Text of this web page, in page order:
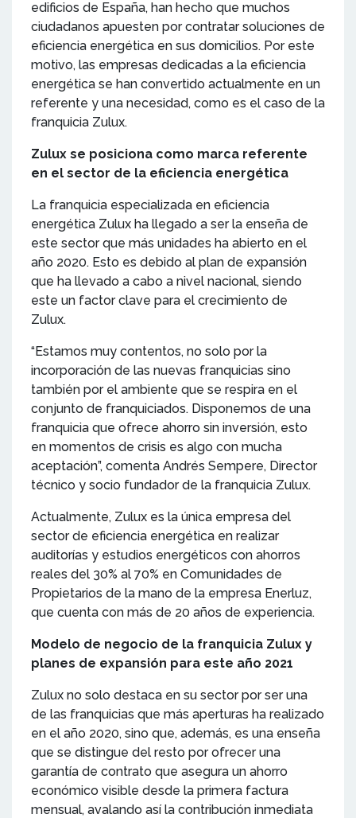
edificios de España, han hecho que muchos
ciudadanos apuesten por contratar soluciones de
eficiencia energética en sus domicilios. Por este
motivo, las empresas dedicadas a la eficiencia
energética se han convertido actualmente en un
referente y una necesidad, como es el caso de la
franquicia Zulux.
Zulux se posiciona como marca referente
en el sector de la eficiencia energética
La franquicia especializada en eficiencia
energética Zulux ha llegado a ser la enseña de
este sector que más unidades ha abierto en el
año 2020. Esto es debido al plan de expansión
que ha llevado a cabo a nivel nacional, siendo
este un factor clave para el crecimiento de
Zulux.
“Estamos muy contentos, no solo por la
incorporación de las nuevas franquicias sino
también por el ambiente que se respira en el
conjunto de franquiciados. Disponemos de una
franquicia que ofrece ahorro sin inversión, esto
en momentos de crisis es algo con mucha
aceptación”, comenta Andrés Sempere, Director
técnico y socio fundador de la franquicia Zulux.
Actualmente, Zulux es la única empresa del
sector de eficiencia energética en realizar
auditorías y estudios energéticos con ahorros
reales del 30% al 70% en Comunidades de
Propietarios de la mano de la empresa Enerluz,
que cuenta con más de 20 años de experiencia.
Modelo de negocio de la franquicia Zulux y
planes de expansión para este año 2021
Zulux no solo destaca en su sector por ser una
de las franquicias que más aperturas ha realizado
en el año 2020, sino que, además, es una enseña
que se distingue del resto por ofrecer una
garantía de contrato que asegura un ahorro
económico visible desde la primera factura
mensual, avalando así la contribución inmediata